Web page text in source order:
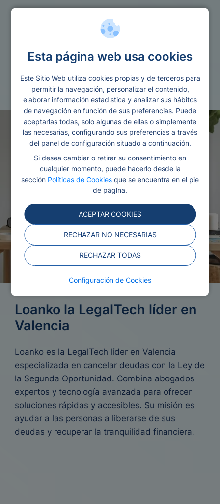
Esta página web usa cookies
Este Sitio Web utiliza cookies propias y de terceros para
permitir la navegación, personalizar el contenido,
elaborar información estadística y analizar sus hábitos
de navegación en función de sus preferencias. Puede
aceptarlas todas, solo algunas de ellas o simplemente
las necesarias, configurando sus preferencias a través
del panel de configuración situado a continuación.
Si desea cambiar o retirar su consentimiento en
cualquier momento, puede hacerlo desde la
sección Políticas de Cookies que se encuentra en el pie
de página.
ACEPTAR COOKIES
RECHAZAR NO NECESARIAS
RECHAZAR TODAS
Configuración de Cookies
Loanko la legaltech lider en valencia
Redactado por Ana
Gonzalez
Editado y revisado por
Eva Rampani
Loanko la LegalTech líder en
Valencia
Loanko es la LegalTech líder en Valencia
especializada en cancelar deudas con la Ley de
la Segunda Oportunidad. Combina abogados
expertos y tecnología avanzada para ofrecer
soluciones rápidas y accesibles. Su misión es
ayudar a las personas a liberarse de sus
deudas y recuperar la tranquilidad financiera.